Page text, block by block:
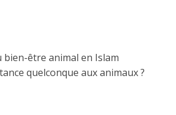
bien-être animal en Islam
quelconque aux animaux ?